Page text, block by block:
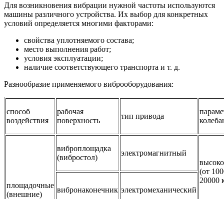
Для возникновения вибрации нужной частоты используются
машины различного устройства. Их выбор для конкретных
условий определяется многими факторами:
свойства уплотняемого состава;
место выполнения работ;
условия эксплуатации;
наличие соответствующего транспорта и т. д.
Разнообразие применяемого виброоборудования:
способ
воздействия
рабочая
поверхность
тип привода
площадочные
(внешние)
виброплощадка
(вибростол)
электромагнитный
(от
20000
вибронаконечник электромеханический